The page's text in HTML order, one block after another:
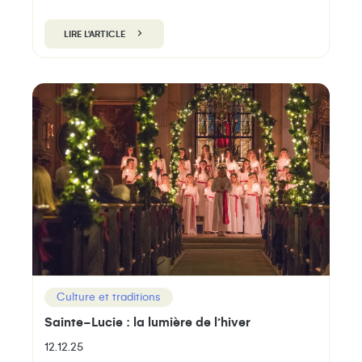
LIRE L'ARTICLE
Culture et traditions
Sainte-Lucie : la lumière de l’hiver
12.12.25